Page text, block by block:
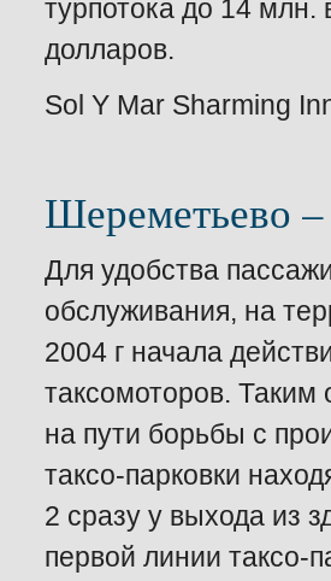
турпотока до 14 млн.
долларов.
Sol Y Mar Sharming
Шереметьево
Для удобства
обслуживания, на
2004 г начала
таксомоторов.
на пути борьбы с
таксо-парковки
2 сразу у выхода из
первой линии таксо-